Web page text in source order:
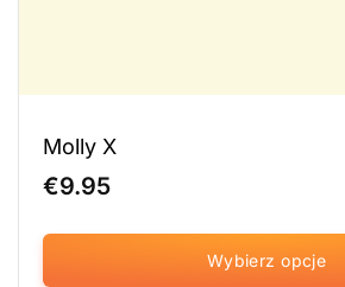
Molly X
€9.95
Wybierz opcje